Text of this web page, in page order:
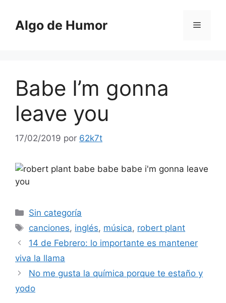
contenido
Algo de Humor Menú
Babe I’m gonna
leave you
17/02/2019 por 62k7t
Categorías
Sin categoría
Etiquetas
canciones, inglés, música, robert plant
14 de Febrero: lo importante es mantener
viva la llama
No me gusta la química porque te estaño y
yodo